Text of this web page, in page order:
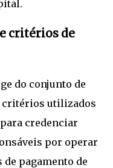
critérios de
do conjunto de
critérios utilizados
credenciar
por operar
pagamento de